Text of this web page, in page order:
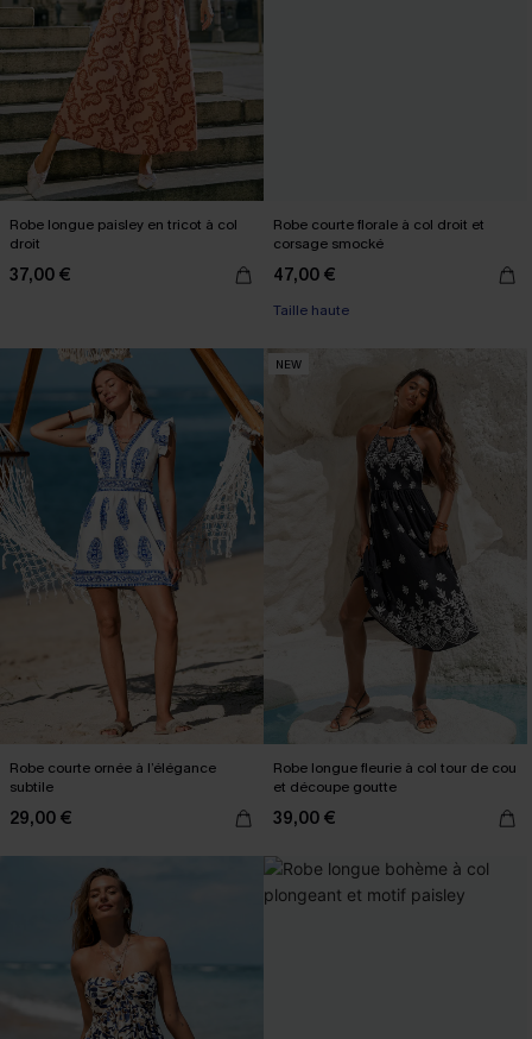
Robe longue paisley en tricot à col
droit
37,00 €
Robe courte florale à col droit et
corsage smocké
47,00 €
Taille haute
Robe courte ornée à l’élégance
subtile
29,00 €
NEW
Robe longue fleurie à col tour de cou
et découpe goutte
39,00 €